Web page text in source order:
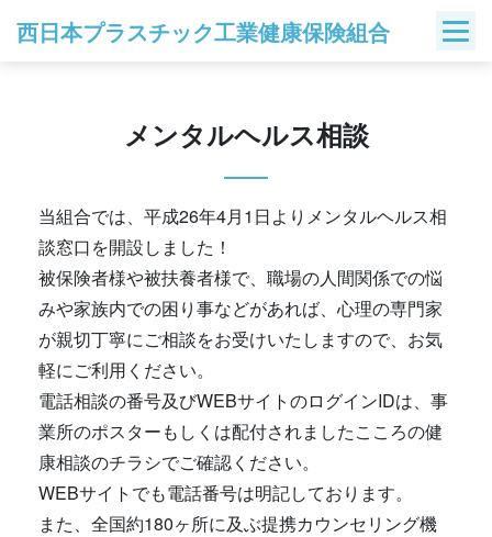
西日本プラスチック工業健康保険組合
メンタルヘルス相談
当組合では、平成26年4月1日よりメンタルヘルス相
談窓口を開設しました！
被保険者様や被扶養者様で、職場の人間関係での悩
みや家族内での困り事などがあれば、心理の専門家
が親切丁寧にご相談をお受けいたしますので、お気
軽にご利用ください。
電話相談の番号及びWEBサイトのログインIDは、事
業所のポスターもしくは配付されましたこころの健
康相談のチラシでご確認ください。
WEBサイトでも電話番号は明記しております。
また、全国約180ヶ所に及ぶ提携カウンセリング機